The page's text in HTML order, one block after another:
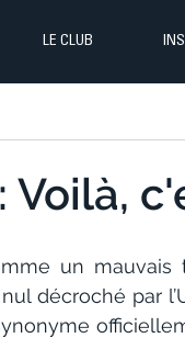
LE CLUB
Voilà,
un
décroché par